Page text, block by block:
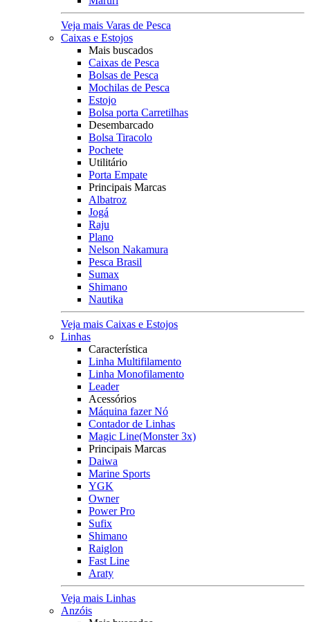
Veja mais Varas de Pesca
Caixas e Estojos
Mais buscados
Caixas de Pesca
Bolsas de Pesca
Mochilas de Pesca
Estojo
Bolsa porta Carretilhas
Desembarcado
Bolsa Tiracolo
Pochete
Utilitário
Porta Empate
Principais Marcas
Albatroz
Jogá
Raju
Plano
Nelson Nakamura
Pesca Brasil
Sumax
Shimano
Nautika
Veja mais Caixas e Estojos
Linhas
Característica
Linha Multifilamento
Linha Monofilamento
Leader
Acessórios
Máquina fazer Nó
Contador de Linhas
Magic Line(Monster 3x)
Principais Marcas
Daiwa
Marine Sports
YGK
Owner
Power Pro
Sufix
Shimano
Raiglon
Fast Line
Araty
Veja mais Linhas
Anzóis